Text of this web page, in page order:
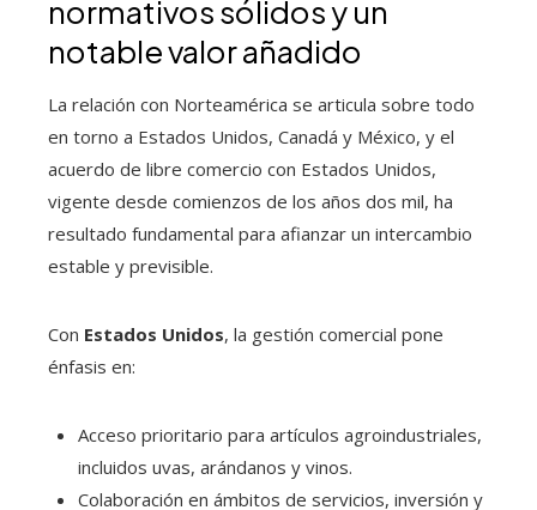
normativos sólidos y un
notable valor añadido
La relación con Norteamérica se articula sobre todo
en torno a Estados Unidos, Canadá y México, y el
acuerdo de libre comercio con Estados Unidos,
vigente desde comienzos de los años dos mil, ha
resultado fundamental para afianzar un intercambio
estable y previsible.
Con Estados Unidos, la gestión comercial pone
énfasis en:
Acceso prioritario para artículos agroindustriales,
incluidos uvas, arándanos y vinos.
Colaboración en ámbitos de servicios, inversión y